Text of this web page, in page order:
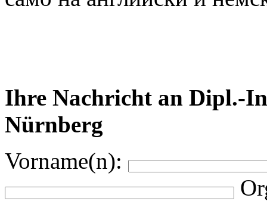
Ihre Nachricht an Dipl.-
Nürnberg
Vorname(n):